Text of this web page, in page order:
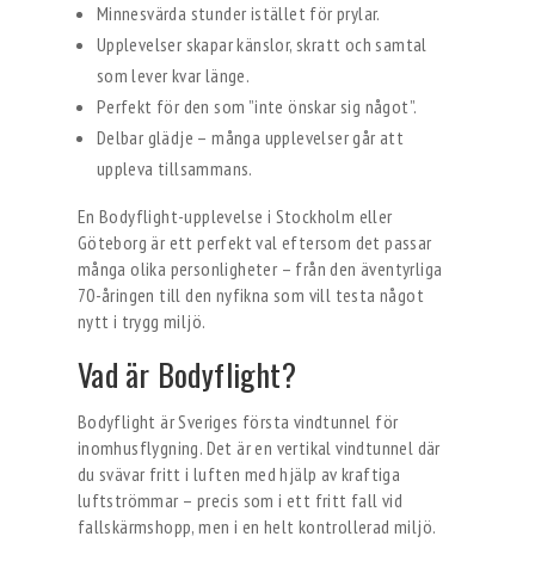
Minnesvärda stunder istället för prylar.
Upplevelser skapar känslor, skratt och samtal
som lever kvar länge.
Perfekt för den som ”inte önskar sig något”.
Delbar glädje – många upplevelser går att
uppleva tillsammans.
En Bodyflight-upplevelse i Stockholm eller
Göteborg är ett perfekt val eftersom det passar
många olika personligheter – från den äventyrliga
70-åringen till den nyfikna som vill testa något
nytt i trygg miljö.
Vad är Bodyflight?
Bodyflight är Sveriges första vindtunnel för
inomhusflygning. Det är en vertikal vindtunnel där
du svävar fritt i luften med hjälp av kraftiga
luftströmmar – precis som i ett fritt fall vid
fallskärmshopp, men i en helt kontrollerad miljö.